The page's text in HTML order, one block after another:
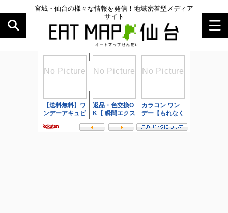
宮城・仙台の様々な情報を発信！地域密着型メディア
サイト